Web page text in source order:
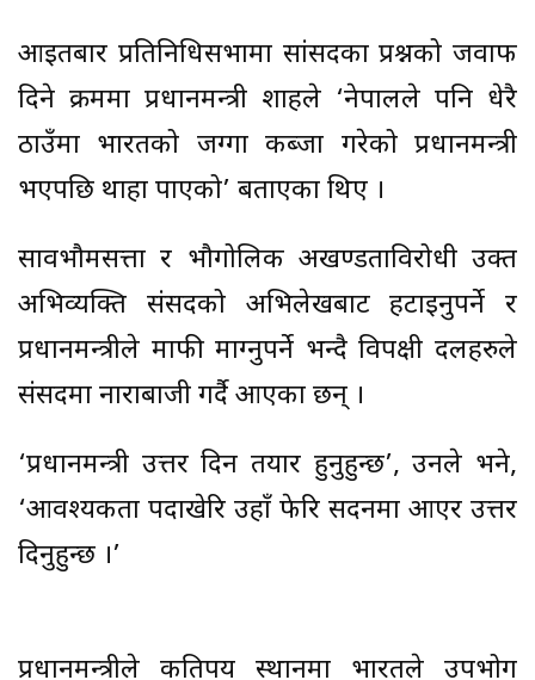
आइतबार प्रतिनिधिसभामा सांसदका प्रश्नको जवाफ
दिने क्रममा प्रधानमन्त्री शाहले ‘नेपालले पनि धेरै
ठाउँमा भारतको जग्गा कब्जा गरेको प्रधानमन्त्री
भएपछि थाहा पाएको’ बताएका थिए ।
सार्वभौमसत्ता र भौगोलिक अखण्डताविरोधी उक्त
अभिव्यक्ति संसदको अभिलेखबाट हटाइनुपर्ने र
प्रधानमन्त्रीले माफी माग्नुपर्ने भन्दै विपक्षी दलहरुले
संसदमा नाराबाजी गर्दै आएका छन् ।
‘प्रधानमन्त्री उत्तर दिन तयार हुनुहुन्छ’, उनले भने,
‘आवश्यकता पर्दाखेरि उहाँ फेरि सदनमा आएर उत्तर
दिनुहुन्छ ।’
प्रधानमन्त्रीले कतिपय स्थानमा भारतले उपभोग